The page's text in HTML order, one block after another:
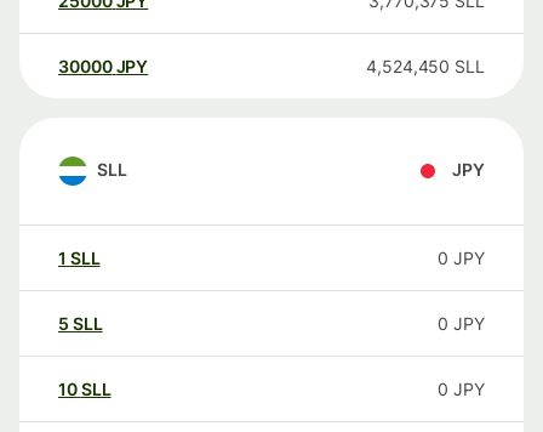
30000 JPY 4,524,450 SLL
SLL JPY
1 SLL 0 JPY
5 SLL 0 JPY
10SLL 0 JPY